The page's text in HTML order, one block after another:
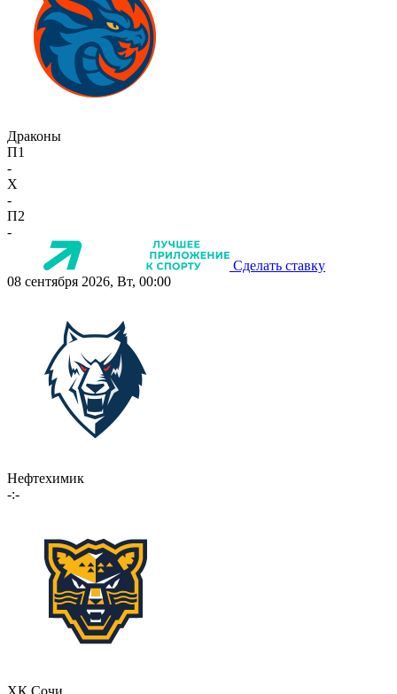
Драконы
П1
-
X
-
П2
-
Сделать ставку
08 сентября 2026, Вт, 00:00
Нефтехимик
-:-